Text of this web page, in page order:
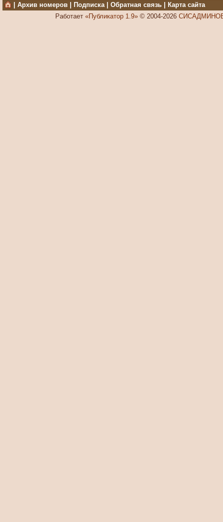
Архив номеров Подписка| Обратная связь
Карта сайта
Работает «Публикатор 1.9»© 2004-2026